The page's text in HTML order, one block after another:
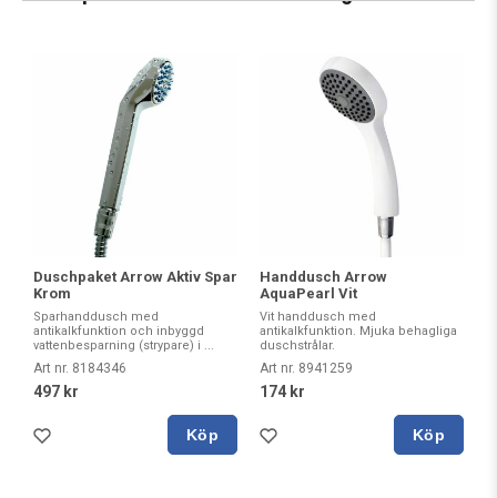
Duschpaket Arrow Aktiv Spar
Krom
Sparhanddusch med
antikalkfunktion och inbyggd
vattenbesparning (strypare) i ...
Art nr. 8184346
497 kr
Köp
Handdusch Arrow
AquaPearl Vit
Vit handdusch med
antikalkfunktion. Mjuka behagliga
duschstrålar.
Art nr. 8941259
174 kr
Köp